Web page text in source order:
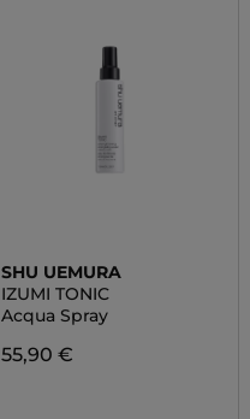
SHU UEMURA
IZUMI TONIC
Acqua Spray
55,90 €